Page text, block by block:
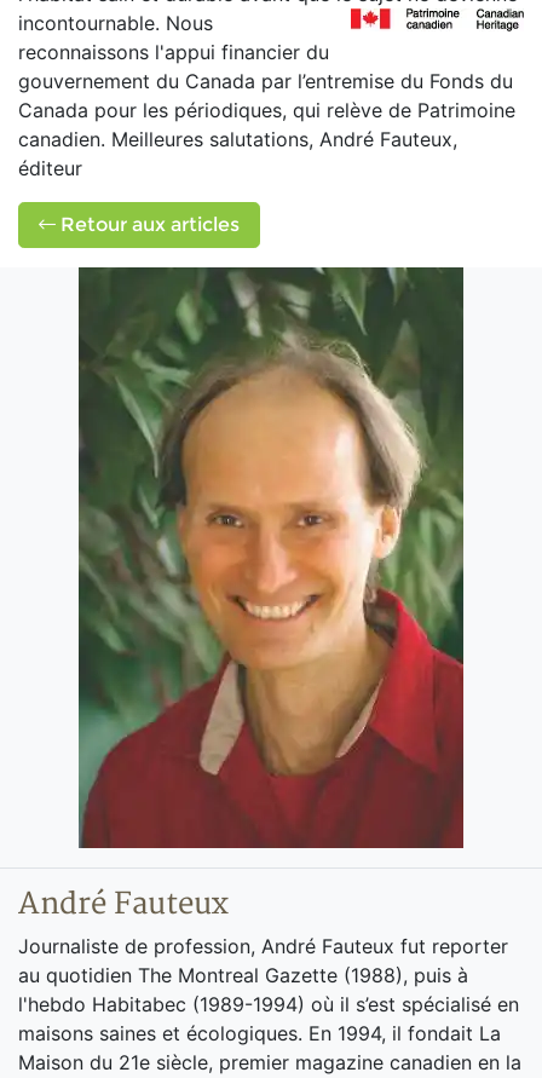
incontournable. Nous
reconnaissons l'appui financier du
gouvernement du Canada par l’entremise du Fonds du
Canada pour les périodiques, qui relève de Patrimoine
canadien. Meilleures salutations, André Fauteux,
éditeur
Retour aux articles
André Fauteux
Journaliste de profession, André Fauteux fut reporter
au quotidien The Montreal Gazette (1988), puis à
l'hebdo Habitabec (1989-1994) où il s’est spécialisé en
maisons saines et écologiques. En 1994, il fondait La
Maison du 21e siècle, premier magazine canadien en la